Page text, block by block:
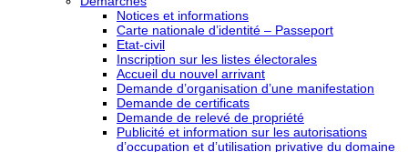
Notices et informations
Carte nationale d’identité – Passeport
Etat-civil
Inscription sur les listes électorales
Accueil du nouvel arrivant
Demande d’organisation d’une manifestation
Demande de certificats
Demande de relevé de propriété
Publicité et information sur les autorisations
d’occupation et d’utilisation privative du domaine